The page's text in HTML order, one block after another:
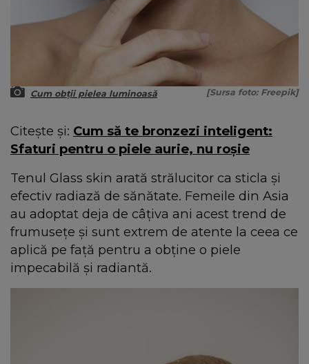
Cum obții pielea luminoasă [Sursa foto: Freepik]
Citește și: Cum să te bronzezi inteligent:
Sfaturi pentru o piele aurie, nu roșie
Tenul Glass skin arată strălucitor ca sticla și
efectiv radiază de sănătate. Femeile din Asia
au adoptat deja de câțiva ani acest trend de
frumusețe și sunt extrem de atente la ceea ce
aplică pe față pentru a obține o piele
impecabilă și radiantă.